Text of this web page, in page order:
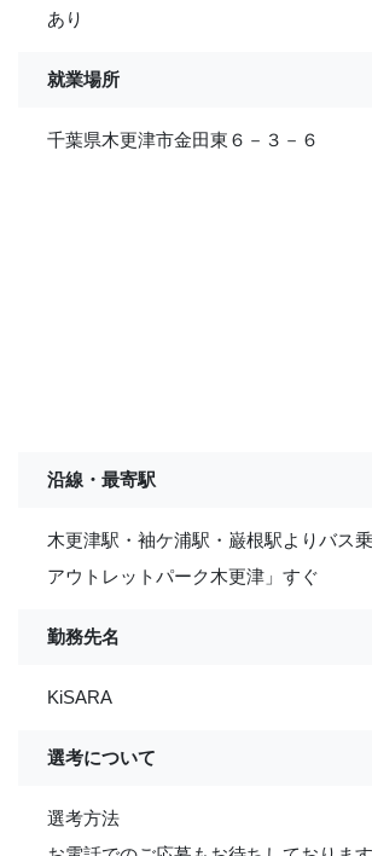
あり
就業場所
千葉県木更津市金田東６－３－６
沿線・最寄駅
木更津駅・袖ケ浦駅・巌根駅よりバス
アウトレットパーク木更津」すぐ
勤務先名
KiSARA
選考について
選考方法